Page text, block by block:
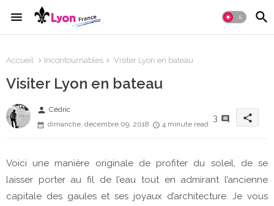
Accueil Incontournables Visiter Lyon en bateau
Visiter Lyon en bateau
person Cédric
dimanche, décembre 09, 2018
4 minute read
3 share
Voici une manière originale de profiter du soleil, de se
laisser porter au fil de l’eau tout en admirant l’ancienne
capitale des gaules et ses joyaux d’architecture. Je vous